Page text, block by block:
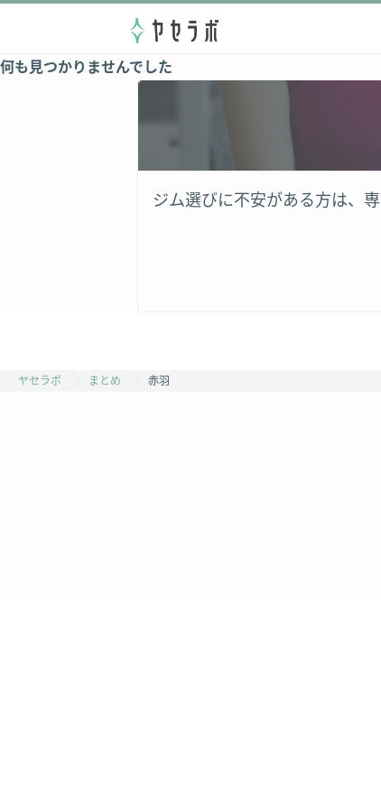
何も見つかりませんでした
ジム選びに不安がある方は、
ヤセラボ まとめ 赤羽